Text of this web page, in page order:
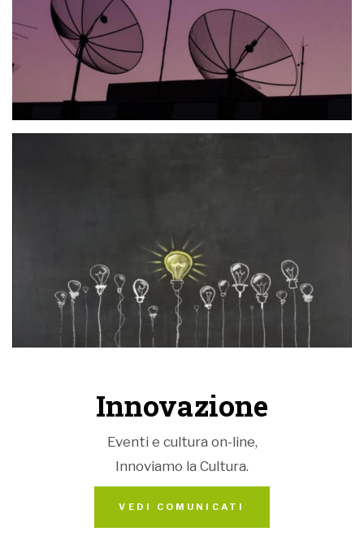
Innovazione
Eventi e cultura on-line,
Innoviamo la Cultura.
VEDI COMUNICATI